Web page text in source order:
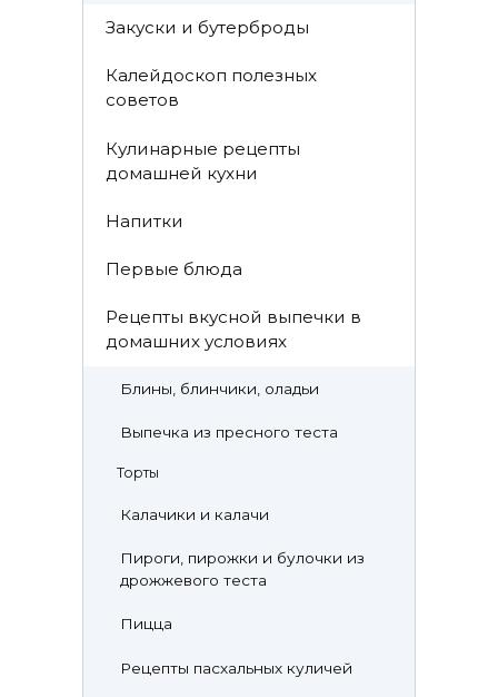
Закуски и бутерброды
Калейдоскоп полезных
советов
Кулинарные рецепты
домашней кухни
Напитки
Первые блюда
Рецепты вкусной выпечки в
домашних условиях
Блины, блинчики, оладьи
Выпечка из пресного теста
Торты
Калачики и калачи
Пироги, пирожки и булочки из
дрожжевого теста
Пицца
Рецепты пасхальных куличей